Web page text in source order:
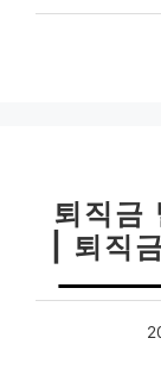
퇴직금
| 퇴직